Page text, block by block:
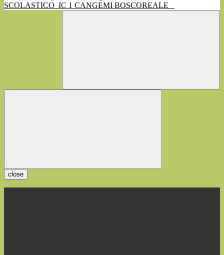
SCOLASTICO IC 1 CANGEMI BOSCOREALE
close